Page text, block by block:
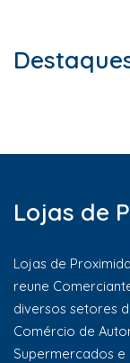
Lojas de
Lojas de
reune
diversos setores
Comércio de
Supermercados e